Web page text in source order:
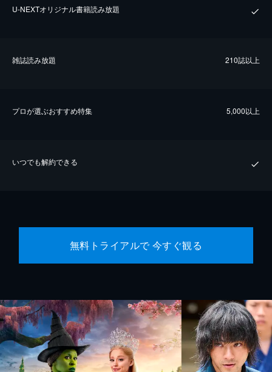
U-NEXTオリジナル書籍読み放題
雑誌読み放題 210誌以上
プロが選ぶおすすめ特集 5,000以上
いつでも解約できる
無料トライアルで 今すぐ観る